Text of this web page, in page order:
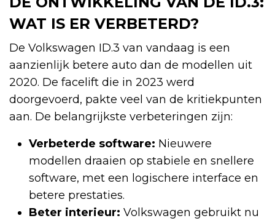
WAT IS ER VERBETERD?
De Volkswagen ID.3 van vandaag is een
aanzienlijk betere auto dan de modellen uit
2020. De facelift die in 2023 werd
doorgevoerd, pakte veel van de kritiekpunten
aan. De belangrijkste verbeteringen zijn:
Verbeterde software: Nieuwere
modellen draaien op stabiele en snellere
software, met een logischere interface en
betere prestaties.
Beter interieur: Volkswagen gebruikt nu